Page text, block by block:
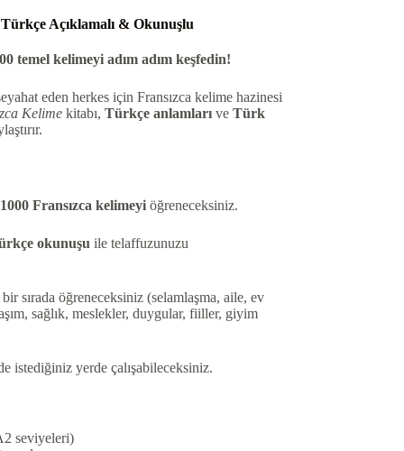
Açıklamalı & Okunuşlu
temel kelimeyi adım adım keşfedin!
eden herkes için Fransızca kelime hazinesi
Kelimekitabı, Türkçe anlamlarıve Türk
Fransızca kelimeyiöğreneceksiniz.
okunuşu ile telaffuzunuzu
sırada öğreneceksiniz (selamlaşma, aile, ev
sağlık, meslekler, duygular, fiiller, giyim
istediğiniz yerde çalışabileceksiniz.
seviyeleri)